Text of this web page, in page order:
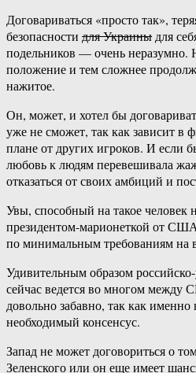
Договариваться «просто так»,
безопасности для Украиныдля
подельников — очень неразумно.
положение и тем сложнее
нажитое.
Он, может, и хотел бы
уже не сможет, так как зависит в
плане от других игроков. И если
любовь к людям перевешивала
отказаться от своих амбиций и
Увы, способный на такое человек
президентом-марионеткой от
по минимальным требованиям на
Удивительным образом
сейчас ведется во многом
довольно забавно, так как именно
необходимый консенсус.
Запад не может договориться о
Зеленского или он еще имеет